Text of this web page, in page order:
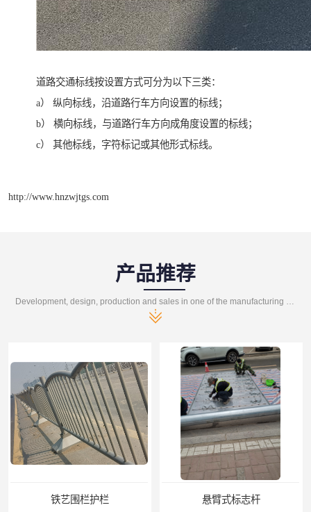
道路交通标线按设置方式可分为以下三类：
a） 纵向标线，沿道路行车方向设置的标线；
b） 横向标线，与道路行车方向成角度设置的标线；
c） 其他标线，字符标记或其他形式标线。
http://www.hnzwjtgs.com
产品推荐
铁艺围栏护栏 悬臂式标志杆